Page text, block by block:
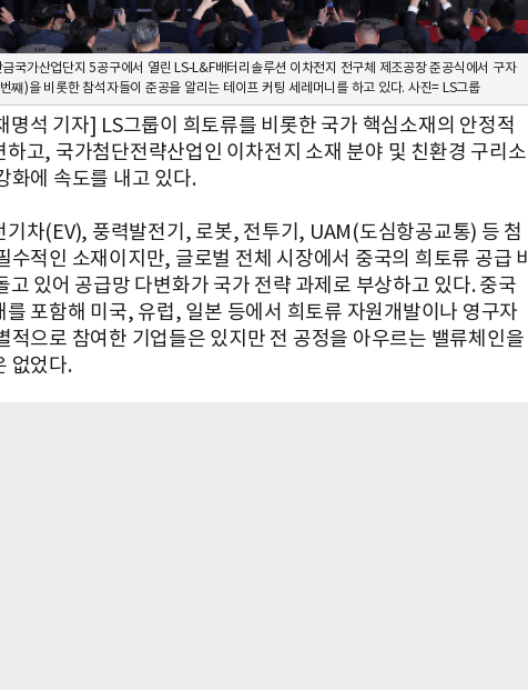
국가산업단지 5공구에서 열린 LS-L&F배터리솔루션 이차전지 전구체 제조공장 준공식에서 구자
쨰)을 비롯한 참석자들이 준공을 알리는 테이프 커팅 세레머니를 하고 있다. 사진= LS그룹
명석 기자] LS그룹이 희토류를 비롯한 국가 핵심소재의 안정적
하고, 국가첨단전략산업인 이차전지 소재 분야 및 친환경 구리소
화에 속도를 내고 있다.
기차(EV), 풍력발전기, 로봇, 전투기, UAM(도심항공교통) 등 첨
수적인 소재이지만, 글로벌 전체 시장에서 중국의 희토류 공급 비
고 있어 공급망 다변화가 국가 전략 과제로 부상하고 있다. 중국
를 포함해 미국, 유럽, 일본 등에서 희토류 자원개발이나 영구자
적으로 참여한 기업들은 있지만 전 공정을 아우르는 밸류체인을
없었다.